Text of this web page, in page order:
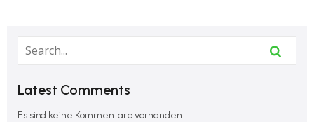
Latest Comments
Es sind keine Kommentare vorhanden.